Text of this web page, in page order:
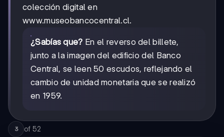
colección digital en
www.museobancocentral.cl.
¿Sabías que? En el reverso del billete,
junto a la imagen del edificio del Banco
Central, se leen 50 escudos, reflejando el
cambio de unidad monetaria que se realizó
en 1959.
3 of 52